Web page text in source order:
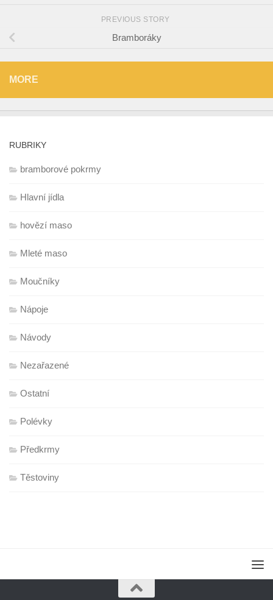
PREVIOUS STORY
Bramboráky
MORE
RUBRIKY
bramborové pokrmy
Hlavní jídla
hovězí maso
Mleté maso
Moučníky
Nápoje
Návody
Nezařazené
Ostatní
Polévky
Předkrmy
Těstoviny